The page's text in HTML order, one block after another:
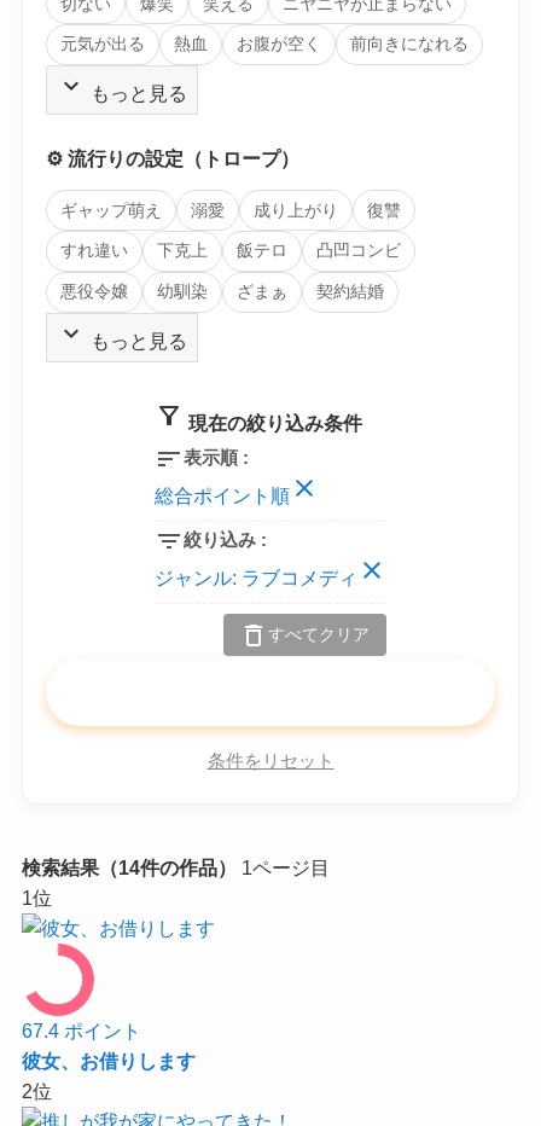
切ない 爆笑 笑える ニヤニヤが止まらない
元気が出る 熱血 お腹が空く 前向きになれる
expand_more もっと見る
⚙️ 流行りの設定（トロープ）
ギャップ萌え 溺愛 成り上がり 復讐
すれ違い 下克上 飯テロ 凸凹コンビ
悪役令嬢 幼馴染 ざまぁ 契約結婚
expand_more もっと見る
filter_alt 現在の絞り込み条件
sort表示順 :
総合ポイント順 close
filter_list絞り込み :
ジャンル: ラブコメディ close
deleteすべてクリア
条件をリセット
検索結果（14件の作品）
1ページ目
1位
67.4 ポイント
彼女、お借りします
2位